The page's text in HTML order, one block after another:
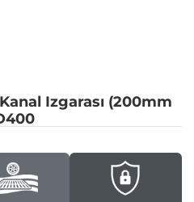
Izgarası (200mm